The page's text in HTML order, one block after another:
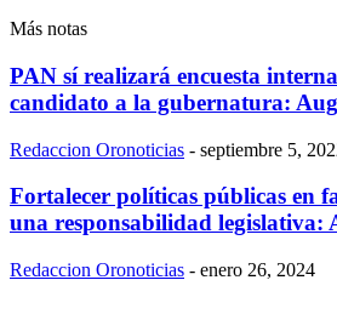
Más notas
PAN sí realizará encuesta
candidato a la gubernatura:
Redaccion Oronoticias - septiembre 5,
Fortalecer políticas públicas en
una responsabilidad legislativa:
Redaccion Oronoticias - enero 26, 2024